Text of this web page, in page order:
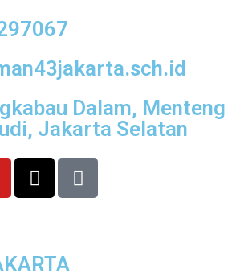
Dalam, Menteng
Jakarta Selatan